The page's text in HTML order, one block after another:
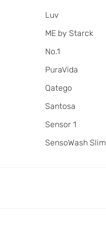
Luv
ME by Starck
No.1
PuraVida
Qatego
Santosa
Sensor 1
SensoWash Slim